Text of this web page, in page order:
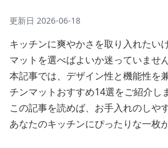
更新日 2026-06-18
キッチンに爽やかさを取り入れたい
マットを選べばよいか迷っていません
本記事では、デザイン性と機能性を
チンマットおすすめ14選をご紹介し
この記事を読めば、お手入れのしや
あなたのキッチンにぴったりな一枚